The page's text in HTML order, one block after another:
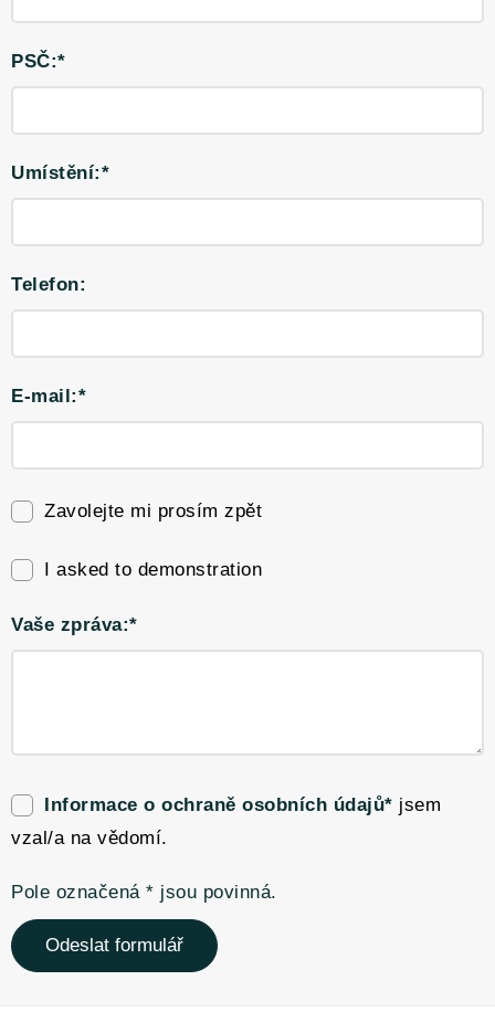
PSČ:*
Umístění:*
Telefon:
E-mail:*
Zavolejte mi prosím zpět
I asked to demonstration
Vaše zpráva:*
Informace o ochraně osobních údajů* jsem
vzal/a na vědomí.
Pole označená * jsou povinná.
Odeslat formulář